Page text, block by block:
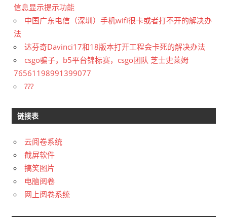
信息显示提示功能
中国广东电信（深圳）手机wifi很卡或者打不开的解决办
法
达芬奇Davinci17和18版本打开工程会卡死的解决办法
csgo骗子，b5平台锦标赛，csgo团队 芝士史莱姆
76561198991399077
???
链接表
云阅卷系统
截屏软件
搞笑图片
电脑阅卷
网上阅卷系统